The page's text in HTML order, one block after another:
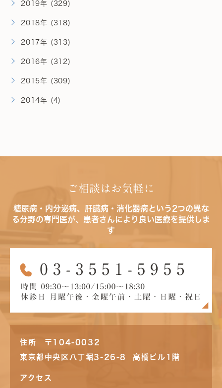
2019年 (329)
2018年 (318)
2017年 (313)
2016年 (312)
2015年 (309)
2014年 (4)
ご相談はお気軽に
糖尿病・内分泌病、肝臓病・消化器病という2つの異な
る分野の専門医が、患者さんにより良い医療を提供しま
す
住所 〒104-0032
東京都中央区八丁堀3-26-8 高橋ビル1階
アクセス